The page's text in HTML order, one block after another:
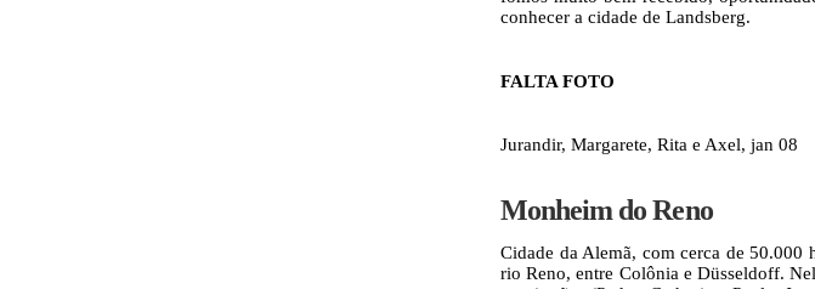
conhecer a cidade de Landsberg.
FALTA FOTO
Jurandir, Margarete, Rita e Axel, jan 08
Monheim do Reno
Cidade da Alemã, com cerca de 50.000
rio Reno, entre Colônia e Düsseldoff.